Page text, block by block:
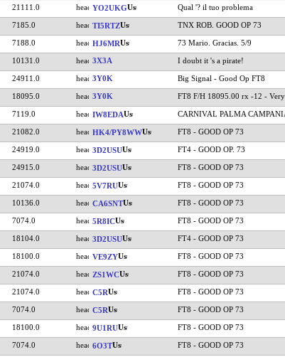
21111.0 YO2UKG Qual '? il tuo problema
7185.0 TI5RTZ TNX ROB. GOOD OP 73
7188.0 HJ6MR 73 Mario. Gracias. 5/9
10131.0 3X3A I doubt it 's a pirate!
24911.0 3Y0K Big Signal - Good Op FT8
18095.0 3Y0K FT8 F/H 18095.00 rx -12 -
7119.0 IW8EDA CARNIVAL PALMA
21082.0 HK4/PY8WW FT8 - GOOD OP 73
24919.0 3D2USU FT4 - GOOD OP. 73
24915.0 3D2USU FT8 - GOOD OP 73
21074.0 5V7RU FT8 - GOOD OP 73
10136.0 CA6SNT FT8 - GOOD OP 73
7074.0 5R8IC FT8 - GOOD OP 73
18104.0 3D2USU FT4 - GOOD OP 73
18100.0 VE9ZY FT8 - GOOD OP 73
21074.0 ZS1WC FT8 - GOOD OP 73
21074.0 C5R FT8 - GOOD OP 73
7074.0 C5R FT8 - GOOD OP 73
18100.0 9U1RU FT8 - GOOD OP 73
7074.0 6O3T FT8 - GOOD OP 73